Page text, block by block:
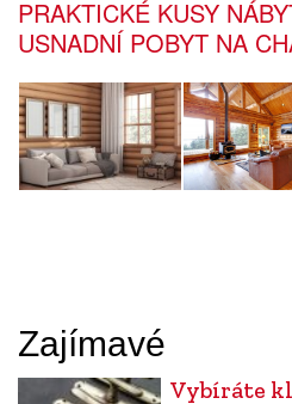
PRAKTICKÉ KUSY
USNADNÍ POBYT NA
Zajímavé
Vybíráte